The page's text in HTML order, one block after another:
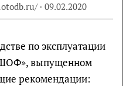
· 09.02.2020
по эксплуатации
выпущенном
рекомендации: